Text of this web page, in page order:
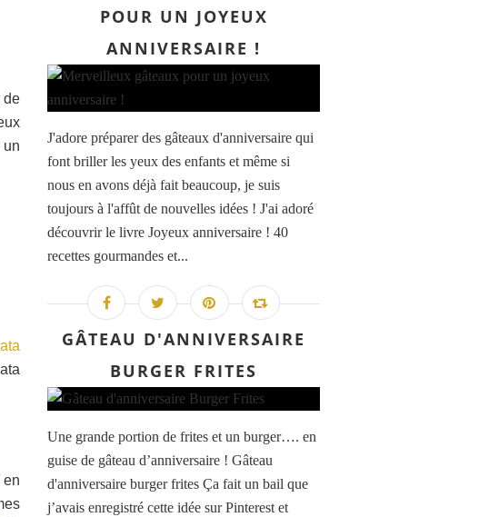
de
un
en
POUR UN JOYEUX
ANNIVERSAIRE !
J'adore préparer des gâteaux d'anniversaire qui
font briller les yeux des enfants et même si
nous en avons déjà fait beaucoup, je suis
toujours à l'affût de nouvelles idées ! J'ai adoré
découvrir le livre Joyeux anniversaire ! 40
recettes gourmandes et...
GÂTEAU D'ANNIVERSAIRE
BURGER FRITES
Une grande portion de frites et un burger…. en
guise de gâteau d’anniversaire ! Gâteau
d'anniversaire burger frites Ça fait un bail que
j’avais enregistré cette idée sur Pinterest et